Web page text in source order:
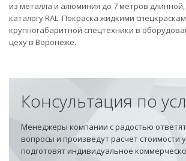
из металла и алюминия до 7 метров длинной,
каталогу RAL. Покраска жидкими
крупногабаритной спецтехники в
цеху в Воронеже.
Консультация по
Менеджеры компании с радостью
вопросы и произведут расчет стоимости
подготовят индивидуальное